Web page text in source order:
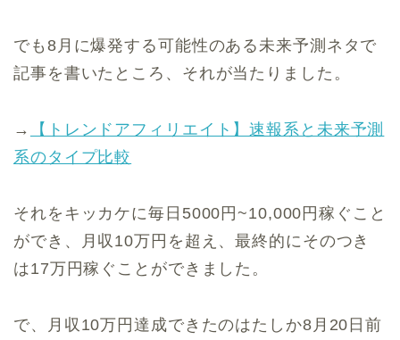
でも8月に爆発する可能性のある未来予測ネタで
記事を書いたところ、それが当たりました。
→
【トレンドアフィリエイト】速報系と未来予測
系のタイプ比較
それをキッカケに毎日5000円~10,000円稼ぐこと
ができ、月収10万円を超え、最終的にそのつき
は17万円稼ぐことができました。
で、月収10万円達成できたのはたしか8月20日前